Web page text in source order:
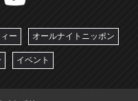
ー オールナイトニッポン
イベント